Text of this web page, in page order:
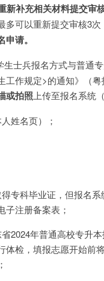
新补充相关材料提交审
多可以重新提交审核3
请。
生士兵报名方式与普通
工作规定>的通知》（
或拍照 上传至报名系统（
姓名页）；
得专科毕业证，但报名
子注册备案表；
省2024年普通高校专升
体检，填报志愿开始前